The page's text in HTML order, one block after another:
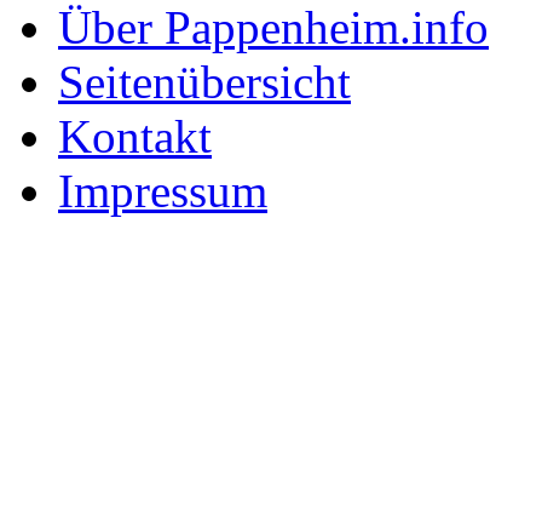
Über Pappenheim.info
Seitenübersicht
Kontakt
Impressum